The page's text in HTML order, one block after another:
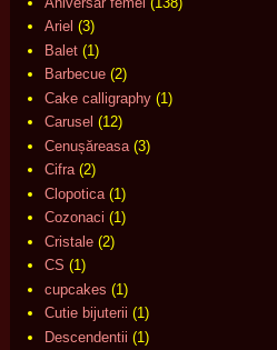
Ariel (3)
Balet (1)
Barbecue (2)
Cake calligraphy (1)
Carusel (12)
Cenușăreasa (3)
Cifra (2)
Clopotica (1)
Cozonaci (1)
Cristale (2)
CS (1)
cupcakes (1)
Cutie bijuterii (1)
Descendentii (1)